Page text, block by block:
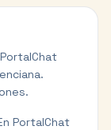
.
PortalChat